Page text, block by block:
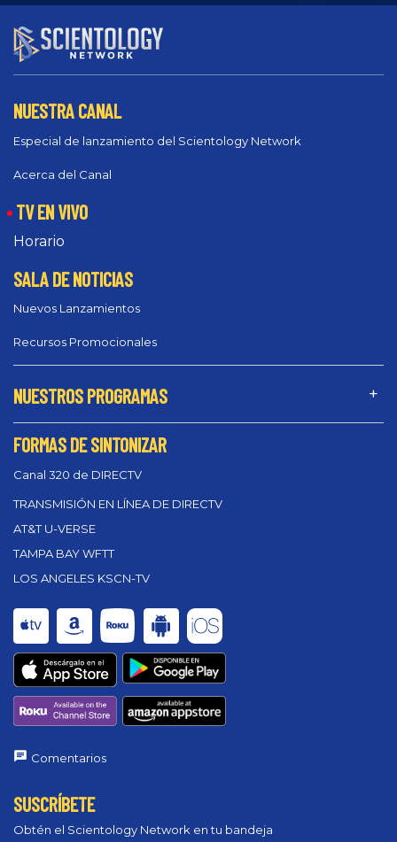
NUESTRA CANAL
Especial de lanzamiento del Scientology Network
Acerca del Canal
TV EN VIVO
Horario
SALA DE NOTICIAS
Nuevos Lanzamientos
Recursos Promocionales
NUESTROS PROGRAMAS
FORMAS DE SINTONIZAR
Canal 320 de DIRECTV
TRANSMISIÓN EN LÍNEA DE DIRECTV
AT&T U-VERSE
TAMPA BAY WFTT
LOS ANGELES KSCN-TV
Comentarios
SUSCRÍBETE
Obtén el Scientology Network en tu bandeja